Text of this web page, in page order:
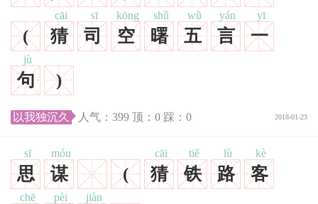
( 猜
cāi
司
sī
空
kōng
曙
shǔ
五
wǔ
言
yán
一
yī
句
jù
)
2018-01-23
以我独沉久 人气： 399 顶： 0 踩： 0
思
sī
谋
móu
( 猜
cāi
铁
tiě
路
lù
客
kè
chē pèi jiàn